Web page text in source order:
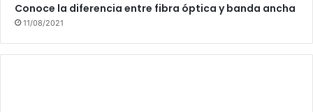
Conoce la diferencia entre fibra óptica y banda ancha
11/08/2021